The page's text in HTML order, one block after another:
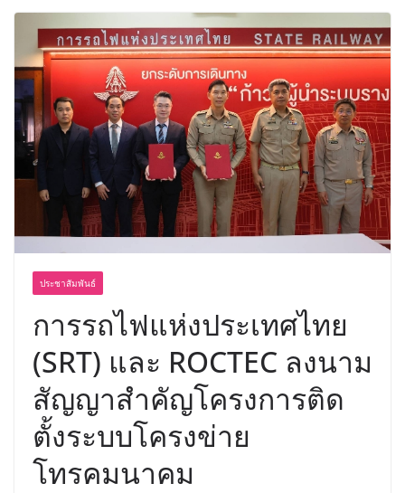
ได้เตรียมนักเรียนเพียงเพื่อก้าวเข้าสู่
มหาวิทยาลัยเท่านั้น แต่ยังเตรียมพวก
เขาให้พร้อมเป็นผู้กำหนดอนาคต”
8.8 “ซูเลียน” รวมพลังนักธุรกิจทั่ว
ประเทศ จัดประชุมใหญ่แห่งปี พบ CEO
“ดร.ปิยะวัฒน์” ถ่ายทอดวิสัยทัศน์ธุรกิจ
พร้อมฟรีคอนเสิร์ต “โชค รถแห่” ยกวง
ประชาสัมพันธ์
การรถไฟแห่งประเทศไทย
(SRT) และ ROCTEC ลงนาม
สัญญาสำคัญโครงการติด
ตั้งระบบโครงข่าย
โทรคมนาคม